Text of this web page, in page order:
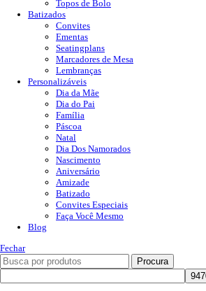
Topos de Bolo
Batizados
Convites
Ementas
Seatingplans
Marcadores de Mesa
Lembranças
Personalizáveis
Dia da Mãe
Dia do Pai
Família
Páscoa
Natal
Dia Dos Namorados
Nascimento
Aniversário
Amizade
Batizado
Convites Especiais
Faça Você Mesmo
Blog
Fechar
Procura